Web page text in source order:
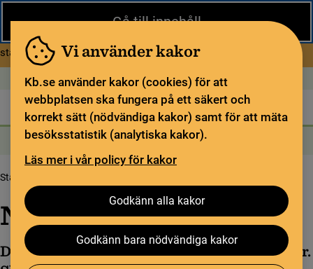
Gå till innehåll
Under sommaren har KB begränsad service och särskilda
öppettider. Vissa veckor är en del funktioner och samlingar
stängda.Läs mer om Begränsad service i sommar
Vi använder kakor
Kb.se använder kakor (cookies) för att
webbplatsen ska fungera på ett säkert och
korrekt sätt (nödvändiga kakor) samt för att mäta
besöksstatistik (analytiska kakor).
Läs mer i vår policy för kakor
Godkänn alla kakor
Godkänn bara nödvändiga kakor
Öppet idag: 9–18In English
Biblioteket För bibliotekssektorn Pliktleverans och ISBN
Sök Sök
Söktjänster
Startsida
Nu grönskar det
Det sjuder av vårkänslor i KB:s boksamlingar.